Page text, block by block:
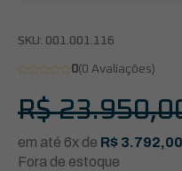
SKU: 001.001.116
0(0 Avaliações)
R$
em até 6x de R$ 3.792,00
Fora de estoque